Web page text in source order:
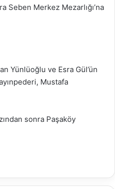
Seben Merkez Mezarlığı’na
Yünlüoğlu ve Esra Gül’ün
Mustafa
sonra Paşaköy